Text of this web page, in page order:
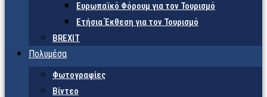
Ευρωπαϊκό Φόρουμ για τον Τουρισμό
Ετήσια Έκθεση για τον Τουρισμό
BREXIT
Πολυμέσα
Φωτογραφίες
Βίντεο